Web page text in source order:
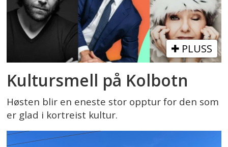
PLUSS
Kultursmell på Kolbotn
Høsten blir en eneste stor opptur for den som
er glad i kortreist kultur.